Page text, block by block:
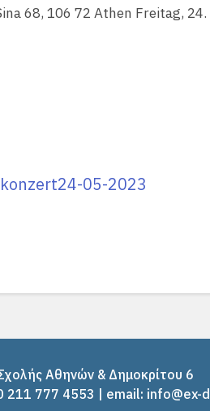
68, 106 72 Athen Freitag,
05-2023
Αθηνών & Δημοκρίτου 6
211 777 4553 | email: info@ex-